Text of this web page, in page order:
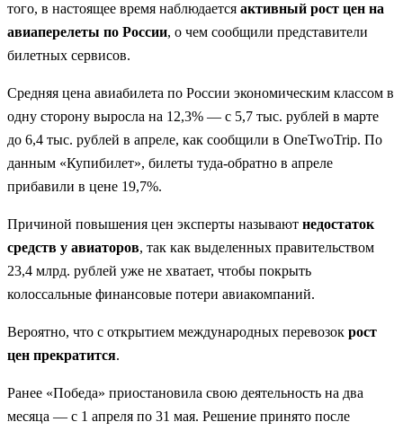
того, в настоящее время наблюдается активный рост цен на
авиаперелеты по России, о чем сообщили представители
билетных сервисов.
Средняя цена авиабилета по России экономическим классом в
одну сторону выросла на 12,3% — с 5,7 тыс. рублей в марте
до 6,4 тыс. рублей в апреле, как сообщили в OneTwoTrip. По
данным «Купибилет», билеты туда-обратно в апреле
прибавили в цене 19,7%.
Причиной повышения цен эксперты называют недостаток
средств у авиаторов, так как выделенных правительством
23,4 млрд. рублей уже не хватает, чтобы покрыть
колоссальные финансовые потери авиакомпаний.
Вероятно, что с открытием международных перевозок рост
цен прекратится.
Ранее «Победа» приостановила свою деятельность на два
месяца — с 1 апреля по 31 мая. Решение принято после